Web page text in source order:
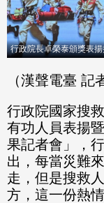
行政院長卓榮泰頒獎表
（漢聲電臺 記
行政院國家搜
有功人員表揚
果記者會」，
出，每當災難
走，但是搜救
方，這一份熱